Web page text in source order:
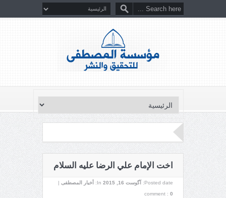
اخت الإمام علي الرضا عليه السلام
Posted date: آگوست 16, 2015 In: أخبار المصطفى |
comment : 0